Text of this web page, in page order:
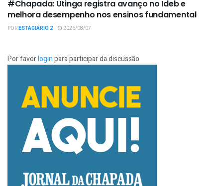
#Chapada: Utinga registra avanço no Ideb e
melhora desempenho nos ensinos fundamental
PORESTAGIÁRIO 2 2026/08/07
Por favorloginpara participar da discussão